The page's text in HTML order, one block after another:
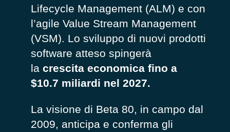
Lifecycle Management (ALM) e con
l’agile Value Stream Management
(VSM). Lo sviluppo di nuovi prodotti
software atteso spingerà
la crescita economica fino a
$10.7 miliardi nel 2027.
La visione di Beta 80, in campo dal
2009, anticipa e conferma gli